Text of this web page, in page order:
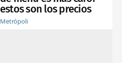
estos son los precios
Metrópoli